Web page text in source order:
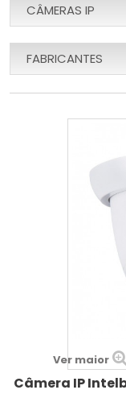
CÂMERAS IP
FABRICANTES
Ver maior
Câmera IP